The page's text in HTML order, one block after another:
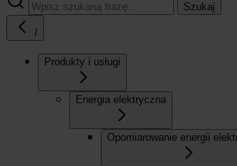
Szukaj
/
Produkty i usługi
Energia elektryczna
Opomiarowanie energii